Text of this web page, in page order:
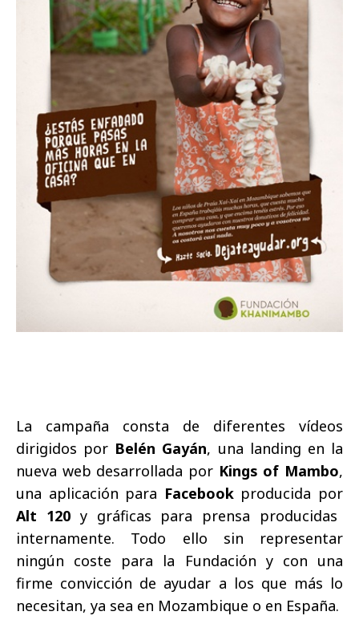
La campaña consta de diferentes vídeos
dirigidos por Belén Gayán, una landing en la
nueva web desarrollada por Kings of Mambo,
una aplicación para Facebookproducida por
Alt 120y gráficas para prensa producidas
internamente. Todo ello sin representar
ningún coste para la Fundación y con una
firme convicción de ayudar a los que más lo
necesitan, ya sea en Mozambique o en España.